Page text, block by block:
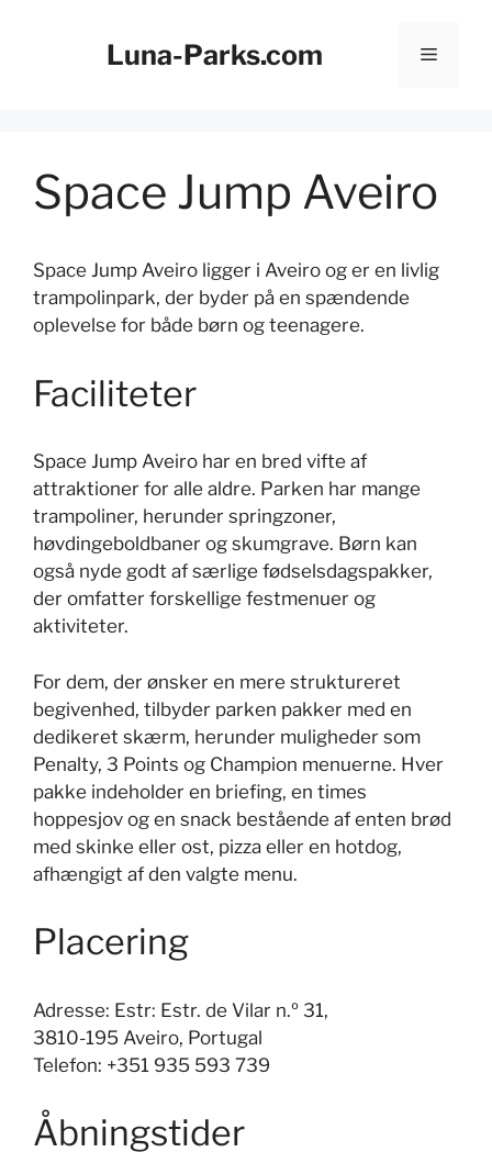
Luna-Parks.com Menu
Space Jump Aveiro
Space Jump Aveiro ligger i Aveiro og er en livlig
trampolinpark, der byder på en spændende
oplevelse for både børn og teenagere.
Faciliteter
Space Jump Aveiro har en bred vifte af
attraktioner for alle aldre. Parken har mange
trampoliner, herunder springzoner,
høvdingeboldbaner og skumgrave. Børn kan
også nyde godt af særlige fødselsdagspakker,
der omfatter forskellige festmenuer og
aktiviteter.
For dem, der ønsker en mere struktureret
begivenhed, tilbyder parken pakker med en
dedikeret skærm, herunder muligheder som
Penalty, 3 Points og Champion menuerne. Hver
pakke indeholder en briefing, en times
hoppesjov og en snack bestående af enten brød
med skinke eller ost, pizza eller en hotdog,
afhængigt af den valgte menu.
Placering
Adresse: Estr: Estr. de Vilar n.º 31,
3810-195 Aveiro, Portugal
Telefon: +351 935 593 739
Åbningstider